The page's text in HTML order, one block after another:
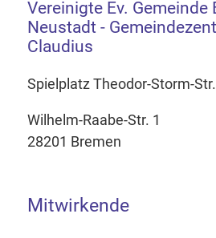
Vereinigte Ev. Gemeinde
Neustadt -
Claudius
Spielplatz Theodor-Storm-
Wilhelm-Raabe-Str. 1
28201 Bremen
Mitwirkende